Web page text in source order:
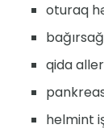
oturaq
qida
helmint